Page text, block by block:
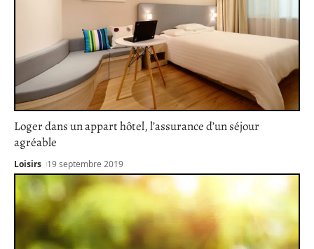
Loger dans un appart hôtel, l’assurance d’un séjour
agréable
Loisirs 19 septembre 2019